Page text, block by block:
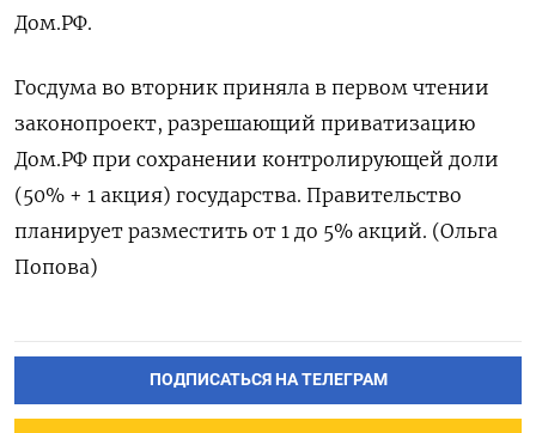
Дом.РФ.
Госдума во вторник приняла в первом чтении
законопроект, разрешающий приватизацию
Дом.РФ при сохранении контролирующей доли
(50% + 1 акция) государства. Правительство
планирует разместить от 1 до 5% акций. (Ольга
Попова)
ПОДПИСАТЬСЯ НА ТЕЛЕГРАМ